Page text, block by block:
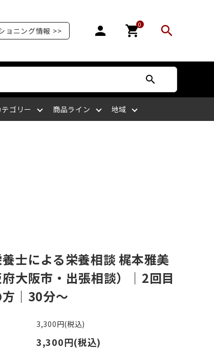
ョニング情報 >> person 0
shopping_cart search
search
ささくれがある
ある
その他スポーツ
テゴリー 商品ライン 地域
士による栄養相談 梶本雅美
府大阪市・出張相談）｜2回目
｜30分〜
3,300円(税込)
3,300円(税込)